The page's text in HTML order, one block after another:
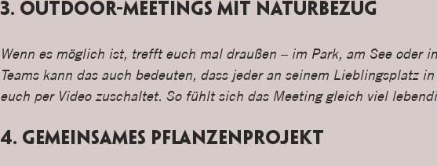
3. Outdoor-Meetings mit Naturbezug
Wenn es möglich ist, trefft euch mal draußen – im Park, am See oder
Teams kann das auch bedeuten, dass jeder an seinem Lieblingsplatz
euch per Video zuschaltet. So fühlt sich das Meeting gleich viel
4. Gemeinsames Pflanzenprojekt